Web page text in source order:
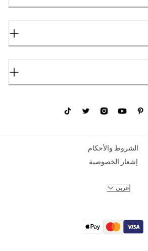
الشروط والأحكام
إشعار الخصوصية
عربي